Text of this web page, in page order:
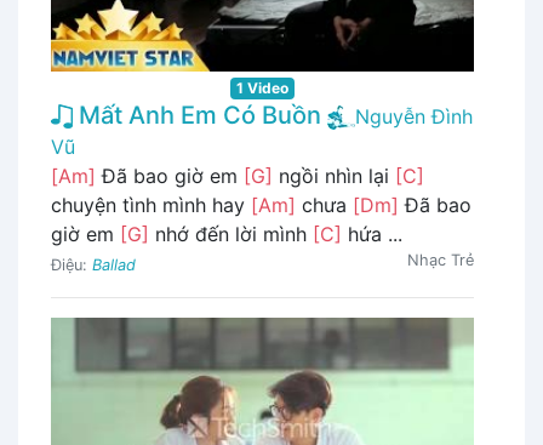
1 Video
Mất Anh Em Có Buồn
Nguyễn Đình
Vũ
[Am] Đã bao giờ em [G] ngồi nhìn lại [C]
chuyện tình mình hay [Am] chưa [Dm] Đã bao
giờ em [G] nhớ đến lời mình [C] hứa ...
Điệu: Ballad Nhạc Trẻ